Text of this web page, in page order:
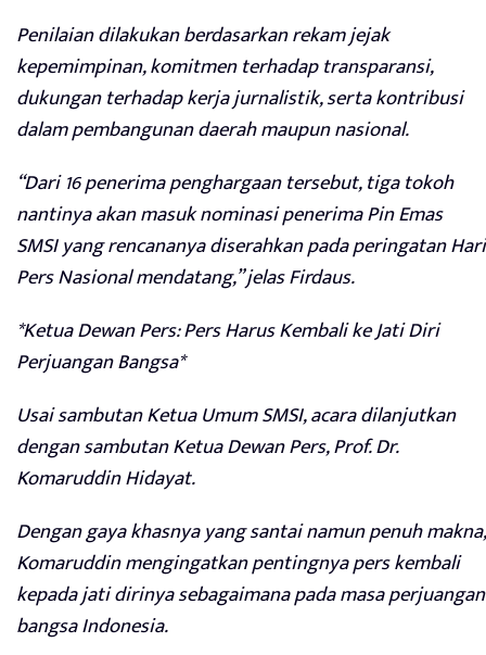
Penilaian dilakukan berdasarkan rekam jejak
kepemimpinan, komitmen terhadap transparansi,
dukungan terhadap kerja jurnalistik, serta kontribusi
dalam pembangunan daerah maupun nasional.
“Dari 16 penerima penghargaan tersebut, tiga tokoh
nantinya akan masuk nominasi penerima Pin Emas
SMSI yang rencananya diserahkan pada peringatan Hari
Pers Nasional mendatang,” jelas Firdaus.
*Ketua Dewan Pers: Pers Harus Kembali ke Jati Diri
Perjuangan Bangsa*
Usai sambutan Ketua Umum SMSI, acara dilanjutkan
dengan sambutan Ketua Dewan Pers, Prof. Dr.
Komaruddin Hidayat.
Dengan gaya khasnya yang santai namun penuh makna,
Komaruddin mengingatkan pentingnya pers kembali
kepada jati dirinya sebagaimana pada masa perjuangan
bangsa Indonesia.